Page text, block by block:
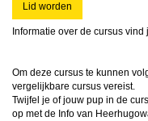
Lid worden
Informatie over de cursus vind
Om deze cursus te kunnen
vergelijkbare cursus vereist.
Twijfel je of jouw pup in de
op met de Info van